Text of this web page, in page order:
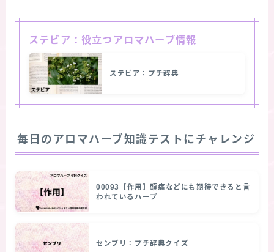
ステビア：役立つアロマハーブ情報
ステビア：プチ辞典
毎日のアロマハーブ知識テストにチャレンジ
00093【作用】頭痛などにも期待できると言
われているハーブ
センブリ：プチ辞典クイズ